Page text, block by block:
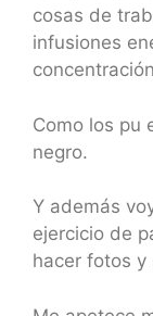
cosas de
infusiones
Como los pu
negro.
Y además
ejercicio de
hacer fotos y